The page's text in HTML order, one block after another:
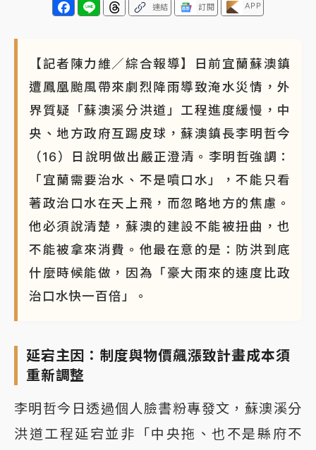
連結 訂閱 APP
【記者陳力維／綜合報導】日前宜蘭蘇澳鎮
遭鳳凰颱風帶來劇烈降雨導致淹水災情，外
界質疑「蘇澳溪分洪道」工程進度緩慢，中
央、地方政府互踢皮球，蘇澳鎮長李明哲今
（16）日說明做出嚴正澄清。李明哲強調：
「宜蘭需要治水、不是噴口水」，不能只看
著政治口水在天上飛，而忽略地方的焦慮。
他必須說清楚，蘇澳的建設不能被扭曲，也
不能被拿來消費。他最在意的是：防洪到底
什麼時候能做，因為「豪大雨來的速度比政
治口水快一百倍」。
延宕主因：制度與物價飆漲致計畫成本須
重新調整
李明哲今日透過個人臉書粉專發文，蘇澳溪分
洪道工程延宕並非「中央拖、也不是縣府不